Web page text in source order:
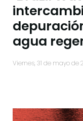
agua
viernes, 31 de mayo de